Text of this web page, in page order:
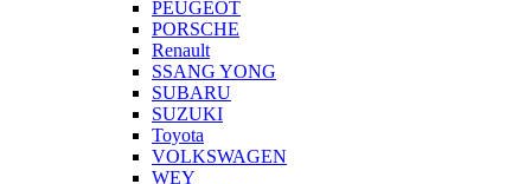
PEUGEOT
PORSCHE
Renault
SSANG YONG
SUBARU
SUZUKI
Toyota
VOLKSWAGEN
WEY